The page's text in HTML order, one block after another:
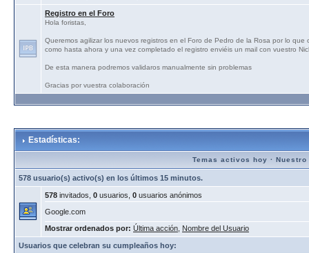
Registro en el Foro
Hola foristas,
Queremos agilizar los nuevos registros en el Foro de Pedro de la Rosa por lo
como hasta ahora y una vez completado el registro enviéis un mail con vuestro
De esta manera podremos validaros manualmente sin problemas
Gracias por vuestra colaboración
Estadísticas:
Temas activos hoy · Nuestro
578 usuario(s) activo(s) en los últimos 15 minutos.
578 invitados, 0 usuarios, 0 usuarios anónimos
Google.com
Mostrar ordenados por: Última acción Nombre del Usuario
Usuarios que celebran su cumpleaños hoy: